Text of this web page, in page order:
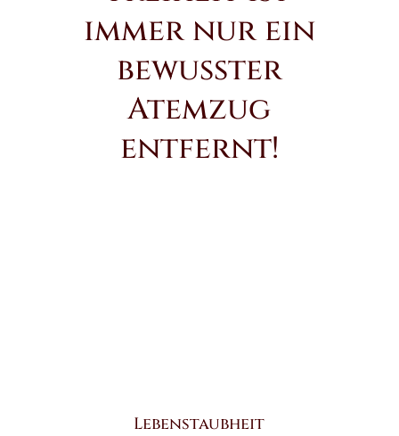
immer nur ein
bewusster
Atemzug
entfernt!
Lebenstaubheit